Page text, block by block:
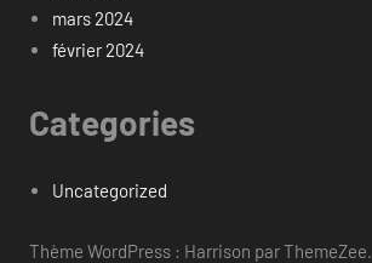
mars 2024
février 2024
Categories
Uncategorized
Thème WordPress : Harrison par ThemeZee.